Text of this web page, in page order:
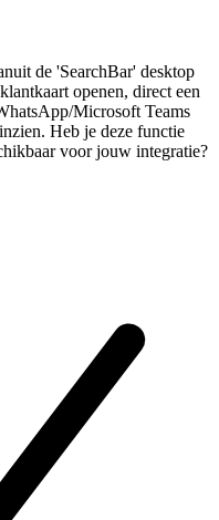
de 'SearchBar' desktop
openen, direct een
Microsoft Teams
Heb je deze functie
voor jouw integratie?